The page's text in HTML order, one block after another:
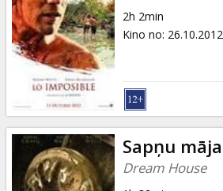
2h 2min
Kino no: 26.10.2012
Sapņu māja
Dream House